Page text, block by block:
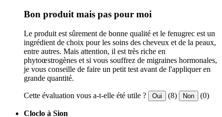
Bon produit mais pas pour moi
Le produit est sûrement de bonne qualité et le fenugrec est un
ingrédient de choix pour les soins des cheveux et de la peaux,
entre autres. Mais attention, il est très riche en
phytoœstrogènes et si vous souffrez de migraines hormonales,
je vous conseille de faire un petit test avant de l'appliquer en
grande quantité.
Cette évaluation vous a-t-elle été utile ? Oui (8) Non (0)
Cloclo à Sion